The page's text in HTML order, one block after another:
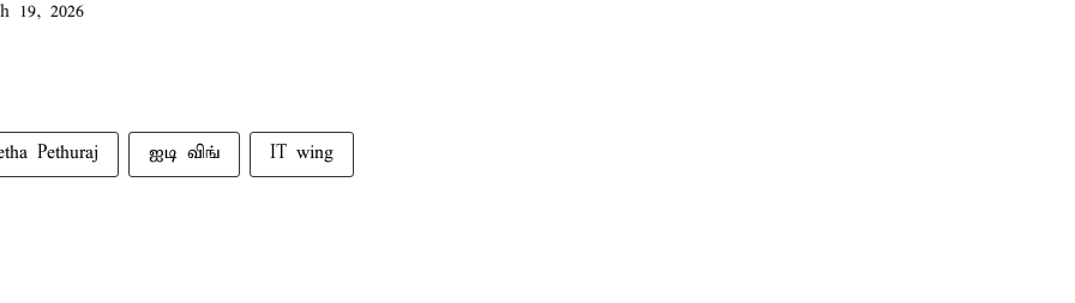
19, 2026
Pethuraj ஐடி விங் IT wing